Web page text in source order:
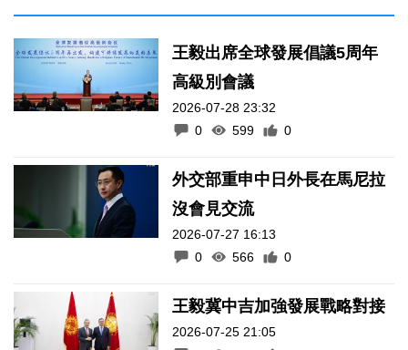
王毅出席全球發展倡議5周年
高級別會議
2026-07-28 23:32
0
599 0
外交部重申中日外長在馬尼拉
沒會見交流
2026-07-27 16:13
0
566 0
王毅冀中吉加強發展戰略對接
2026-07-25 21:05